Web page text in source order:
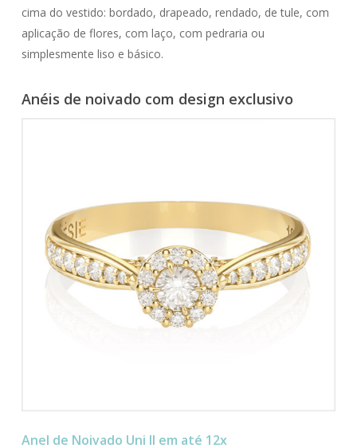
cima do vestido: bordado, drapeado, rendado, de tule, com
aplicação de flores, com laço, com pedraria ou
simplesmente liso e básico.
Anéis de noivado com design exclusivo
Anel de Noivado Uni II em até 12x